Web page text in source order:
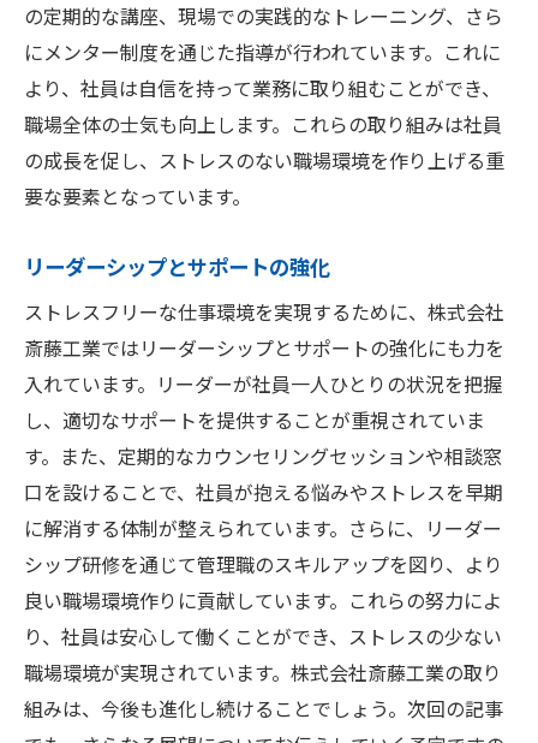
の定期的な講座、現場での実践的なトレーニング、さら
にメンター制度を通じた指導が行われています。これに
より、社員は自信を持って業務に取り組むことができ、
職場全体の士気も向上します。これらの取り組みは社員
の成長を促し、ストレスのない職場環境を作り上げる重
要な要素となっています。
リーダーシップとサポートの強化
ストレスフリーな仕事環境を実現するために、株式会社
斎藤工業ではリーダーシップとサポートの強化にも力を
入れています。リーダーが社員一人ひとりの状況を把握
し、適切なサポートを提供することが重視されていま
す。また、定期的なカウンセリングセッションや相談窓
口を設けることで、社員が抱える悩みやストレスを早期
に解消する体制が整えられています。さらに、リーダー
シップ研修を通じて管理職のスキルアップを図り、より
良い職場環境作りに貢献しています。これらの努力によ
り、社員は安心して働くことができ、ストレスの少ない
職場環境が実現されています。株式会社斎藤工業の取り
組みは、今後も進化し続けることでしょう。次回の記事